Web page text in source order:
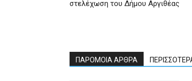
στελέχωση του Δήμου Αργιθέας
ΠΑΡΟΜΟΙΑ ΑΡΘΡΑ